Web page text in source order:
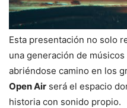
Esta presentación no solo
una generación de
abriéndose camino en los
Open Air será el espacio
historia con sonido propio.